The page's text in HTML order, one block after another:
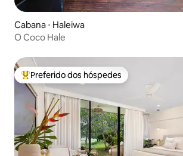
Cabana ⋅ Haleiwa
O Coco Hale
Entre os melhores preferidos dos hóspedes
Preferido dos hóspedes